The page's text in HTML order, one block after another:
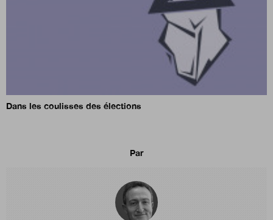
Dans les coulisses des élections
Par